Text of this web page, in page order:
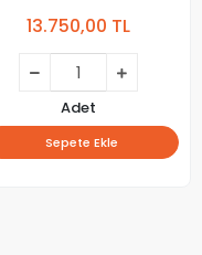
13.750,00 TL
Adet
Sepete Ekle